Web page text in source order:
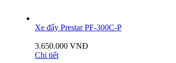
Xe đẩy Prestar PF-300C-P
3.650.000 VNĐ
Chi tiết